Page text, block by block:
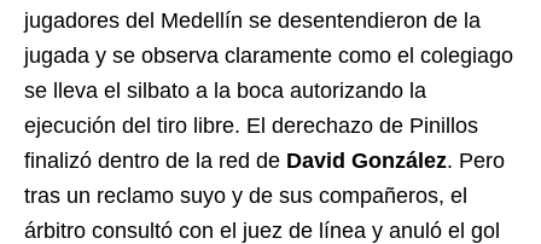
jugadores del Medellín se desentendieron de la
jugada y se observa claramente como el colegiago
se lleva el silbato a la boca autorizando la
ejecución del tiro libre. El derechazo de Pinillos
finalizó dentro de la red de David González. Pero
tras un reclamo suyo y de sus compañeros, el
árbitro consultó con el juez de línea y anuló el gol